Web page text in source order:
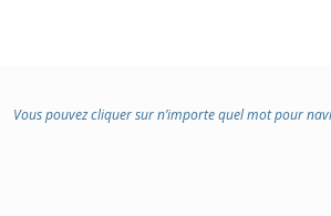
Vous pouvez cliquer sur n’importe quel mot pour